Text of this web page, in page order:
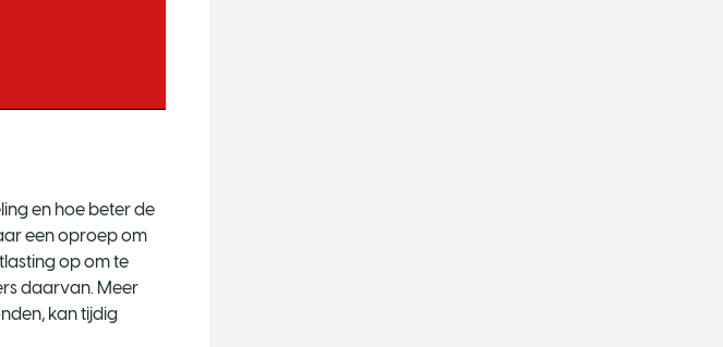
en hoe beter de
een oproep om
op om te
daarvan. Meer
kan tijdig